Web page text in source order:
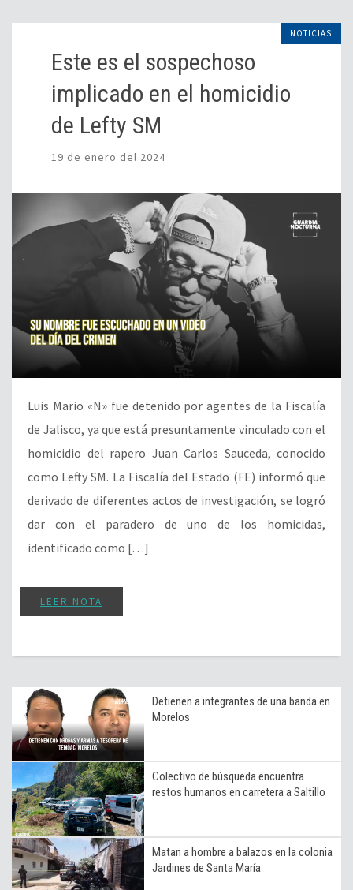
NOTICIAS
Este es el sospechoso
implicado en el homicidio
de Lefty SM
19 de enero del 2024
Luis Mario «N» fue detenido por agentes de la Fiscalía
de Jalisco, ya que está presuntamente vinculado con el
homicidio del rapero Juan Carlos Sauceda, conocido
como Lefty SM. La Fiscalía del Estado (FE) informó que
derivado de diferentes actos de investigación, se logró
dar con el paradero de uno de los homicidas,
identificado como […]
LEER NOTA
Detienen a integrantes de una banda en
Morelos
Colectivo de búsqueda encuentra
restos humanos en carretera a Saltillo
Matan a hombre a balazos en la colonia
Jardines de Santa María